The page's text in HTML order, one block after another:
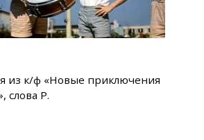
из к/ф «Новые приключения
слова Р.